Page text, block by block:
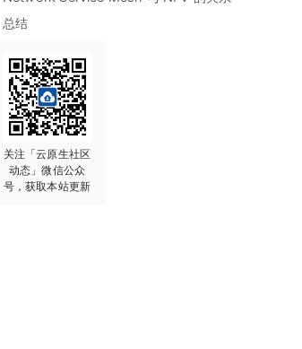
总结
关注「云原生社区
动态」微信公众
号，获取本站更新